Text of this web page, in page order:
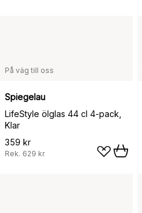
På väg till oss
Spiegelau
LifeStyle ölglas 44 cl 4-pack,
Klar
359 kr
Rek. 629 kr